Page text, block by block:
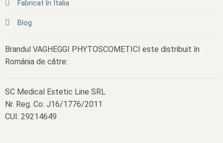
Fabricat în Italia
Blog
Brandul VAGHEGGI PHYTOSCOMETICI este distribuit în
România de către:
SC Medical Estetic Line SRL
Nr. Reg. Co: J16/1776/2011
CUI: 29214649